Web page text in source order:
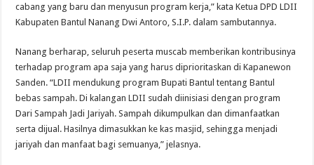
cabang yang baru dan menyusun program kerja,” kata Ketua DPD LDII
Kabupaten Bantul Nanang Dwi Antoro, S.I.P. dalam sambutannya.
Nanang berharap, seluruh peserta muscab memberikan kontribusinya
terhadap program apa saja yang harus diprioritaskan di Kapanewon
Sanden. “LDII mendukung program Bupati Bantul tentang Bantul
bebas sampah. Di kalangan LDII sudah diinisiasi dengan program
Dari Sampah Jadi Jariyah. Sampah dikumpulkan dan dimanfaatkan
serta dijual. Hasilnya dimasukkan ke kas masjid, sehingga menjadi
jariyah dan manfaat bagi semuanya,” jelasnya.